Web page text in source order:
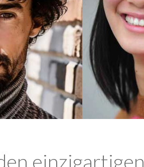
einzigartigen